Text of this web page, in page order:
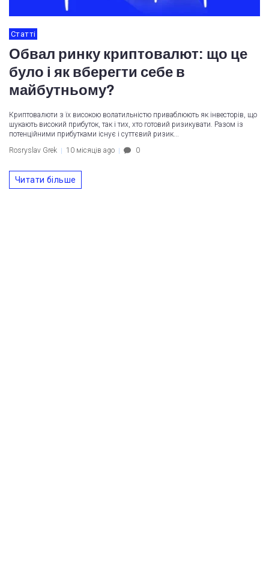
Статті
Обвал ринку криптовалют: що це
було і як вберегти себе в
майбутньому?
Криптовалюти з їх високою волатильністю приваблюють як інвесторів, що
шукають високий прибуток, так і тих, хто готовий ризикувати. Разом із
потенційними прибутками існує і суттєвий ризик...
Rosryslav Grek
10 місяців ago 0
Читати більше